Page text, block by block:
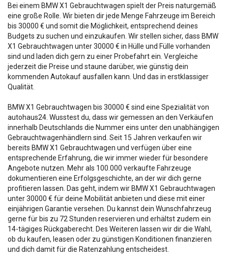
Bei einem BMW X1 Gebrauchtwagen spielt der Preis naturgemäß
eine große Rolle. Wir bieten dir jede Menge Fahrzeuge im Bereich
bis 30000 € und somit die Möglichkeit, entsprechend deines
Budgets zu suchen und einzukaufen. Wir stellen sicher, dass BMW
X1 Gebrauchtwagen unter 30000 € in Hülle und Fülle vorhanden
sind und laden dich gern zu einer Probefahrt ein. Vergleiche
jederzeit die Preise und staune darüber, wie günstig dein
kommenden Autokauf ausfallen kann. Und das in erstklassiger
Qualität.
BMW X1 Gebrauchtwagen bis 30000 € sind eine Spezialität von
autohaus24. Wusstest du, dass wir gemessen an den Verkäufen
innerhalb Deutschlands die Nummer eins unter den unabhängigen
Gebrauchtwagenhändlern sind. Seit 15 Jahren verkaufen wir
bereits BMW X1 Gebrauchtwagen und verfügen über eine
entsprechende Erfahrung, die wir immer wieder für besondere
Angebote nutzen. Mehr als 100.000 verkaufte Fahrzeuge
dokumentieren eine Erfolgsgeschichte, an der wir dich gerne
profitieren lassen. Das geht, indem wir BMW X1 Gebrauchtwagen
unter 30000 € für deine Mobilität anbieten und diese mit einer
einjährigen Garantie versehen. Du kannst dein Wunschfahrzeug
gerne für bis zu 72 Stunden reservieren und erhältst zudem ein
14-tägiges Rückgaberecht. Des Weiteren lassen wir dir die Wahl,
ob du kaufen, leasen oder zu günstigen Konditionen finanzieren
und dich damit für die Ratenzahlung entscheidest.